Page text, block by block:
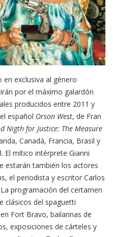
exclusiva al género
por el máximo galardón
producidos entre 2011 y
español Orson West, de Fran
Nigth for Justice: The Measure
Canadá, Francia, Brasil y
El mítico intérprete Gianni
estarán también los actores
el periodista y escritor Carlos
programación del certamen
clásicos del spaguetti
Fort Bravo, bailarinas de
exposiciones de cárteles y